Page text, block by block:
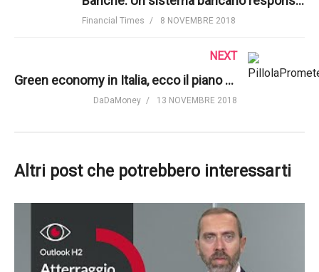
Financial Times 8 NOVEMBRE 2018
NEXT
Green economy in Italia, ecco il piano quinquennale | Adnkronos
DaDaMoney 13 NOVEMBRE 2018
Altri post che potrebbero interessarti